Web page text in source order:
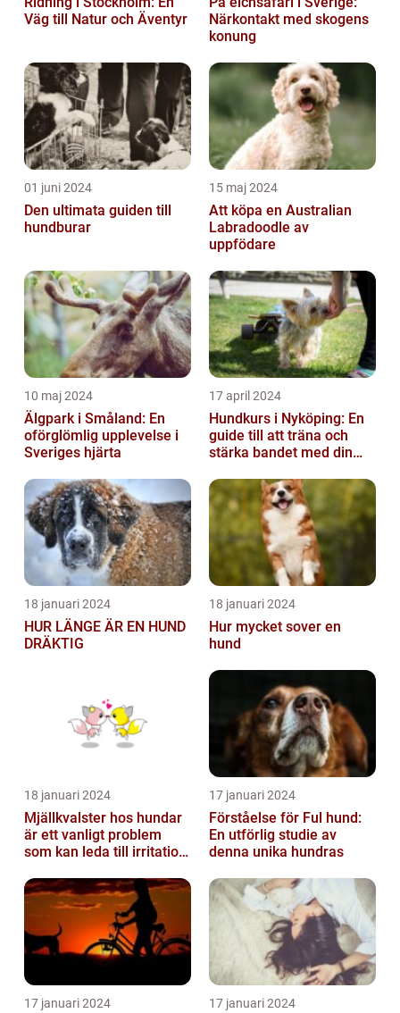
Väg till Natur och Äventyr
Närkontakt med skogens
konung
01 juni 2024
Den ultimata guiden till
hundburar
15 maj 2024
Att köpa en Australian
Labradoodle av
uppfödare
10 maj 2024
Älgpark i Småland: En
oförglömlig upplevelse i
Sveriges hjärta
17 april 2024
Hundkurs i Nyköping: En
guide till att träna och
stärka bandet med din
18 januari 2024
HUR LÄNGE ÄR EN HUND
DRÄKTIG
18 januari 2024
Hur mycket sover en
hund
18 januari 2024
Mjällkvalster hos hundar
är ett vanligt problem
som kan leda till irritation
hun...
17 januari 2024
Förståelse för Ful hund:
En utförlig studie av
denna unika hundras
17 januari 2024 17 januari 2024